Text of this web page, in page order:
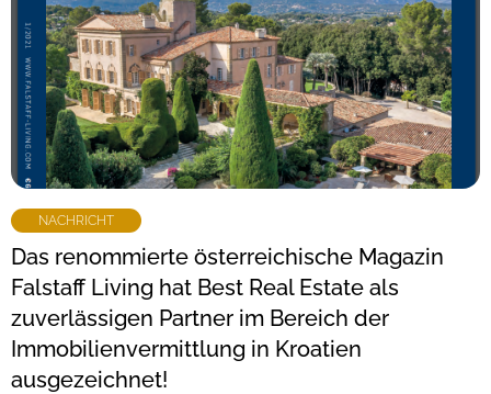
NACHRICHT
Das renommierte österreichische Magazin
Falstaff Living hat Best Real Estate als
zuverlässigen Partner im Bereich der
Immobilienvermittlung in Kroatien
ausgezeichnet!